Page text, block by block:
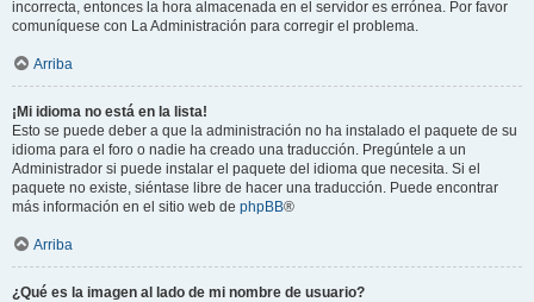
incorrecta, entonces la hora almacenada en el servidor es errónea. Por favor
comuníquese con La Administración para corregir el problema.
Arriba
¡Mi idioma no está en la lista!
Esto se puede deber a que la administración no ha instalado el paquete de su
idioma para el foro o nadie ha creado una traducción. Pregúntele a un
Administrador si puede instalar el paquete del idioma que necesita. Si el
paquete no existe, siéntase libre de hacer una traducción. Puede encontrar
más información en el sitio web de phpBB®
Arriba
¿Qué es la imagen al lado de mi nombre de usuario?